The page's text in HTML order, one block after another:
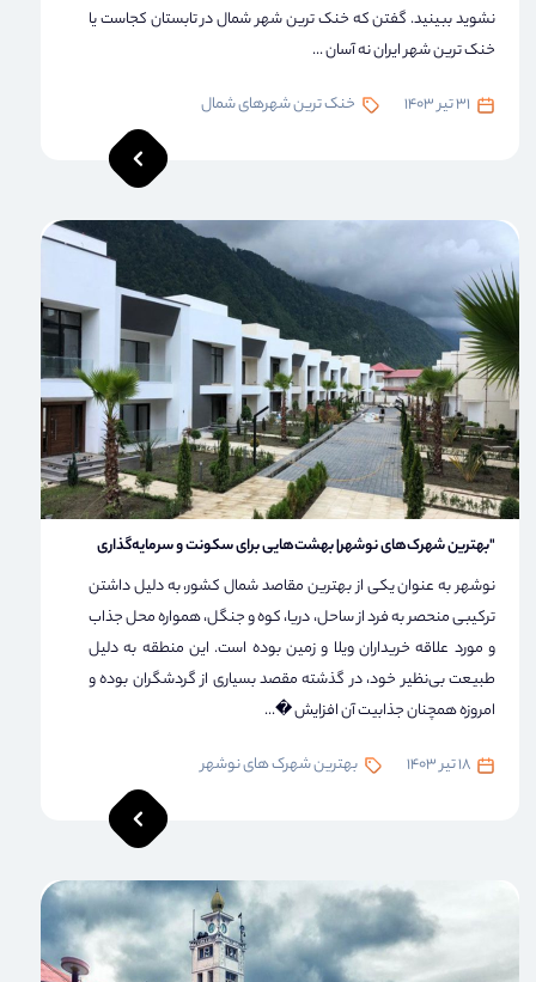
نشوید ببینید. گفتن که خنک ترین شهر شمال در تابستان کجاست یا
خنک ترین شهر ایران نه آسان ...
31 تیر 1403 خنک ترین شهرهای شمال
"بهترین شهرک‌های نوشهر| بهشت‌هایی برای سکونت و سرمایه‌گذاری
نوشهر به عنوان یکی از بهترین مقاصد شمال کشور، به دلیل داشتن
ترکیبی منحصر به فرد از ساحل، دریا، کوه و جنگل، همواره محل جذاب
و مورد علاقه خریداران ویلا و زمین بوده است. این منطقه به دلیل
طبیعت بی‌نظیر خود، در گذشته مقصد بسیاری از گردشگران بوده و
امروزه همچنان جذابیت آن افزایش �...
18 تیر 1403 بهترین شهرک های نوشهر